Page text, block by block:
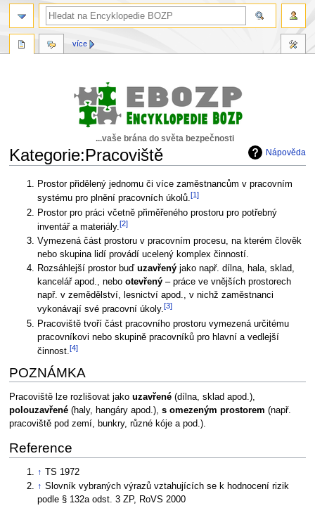
...vaše brána do světa bezpečnosti
Nápověda
Kategorie:Pracoviště
Skočit
navigaci
Skočit
vyhledávání
Prostor přidělený jednomu či více zaměstnancům v pracovním
systému pro plnění pracovních úkolů.[1]
Prostor pro práci včetně přiměřeného prostoru pro potřebný
inventář a materiály.[2]
Vymezená část prostoru v pracovním procesu, na kterém člověk
nebo skupina lidí provádí ucelený komplex činností.
Rozsáhlejší prostor buďuzavřený jako např. dílna, hala, sklad,
kancelář apod., nebootevřený – práce ve vnějších prostorech
např. v zemědělství, lesnictví apod., v nichž zaměstnanci
vykonávají své pracovní úkoly.[3]
Pracoviště tvoří část pracovního prostoru vymezená určitému
pracovníkovi nebo skupině pracovníků pro hlavní a vedlejší
činnost.[4]
POZNÁMKA
Pracoviště lze rozlišovat jako uzavřené(dílna, sklad apod.),
polouzavřené(haly, hangáry apod.), s omezeným prostorem (např.
pracoviště pod zemí, bunkry, různé kóje a pod.).
Reference
↑
TS 1972
↑ Slovník vybraných výrazů vztahujících se k hodnocení rizik
podle § 132a odst. 3 ZP, RoVS 2000
více